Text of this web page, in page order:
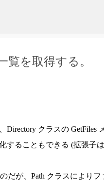
を取得する。
クラスの GetFiles
することもできる (拡張子
だが、Path クラスにより